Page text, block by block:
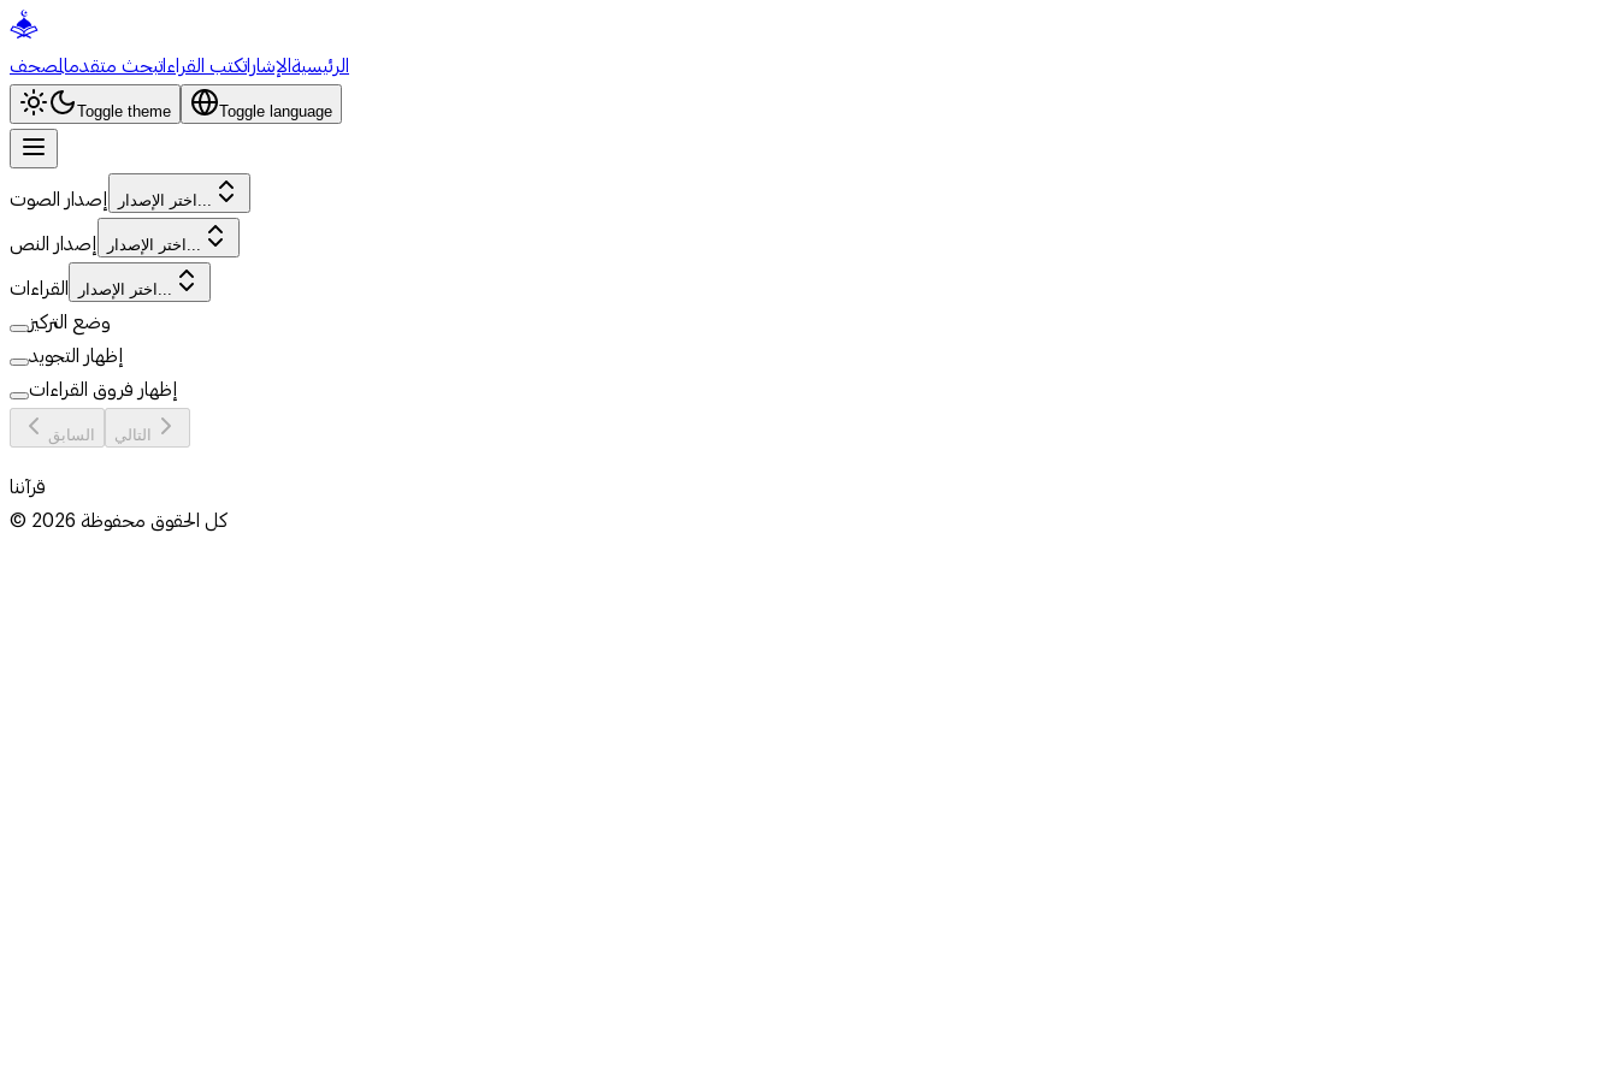
الرئيسيةالإشاراتكتب القراءاتبحث متقدمالمصحف
Toggle theme Toggle language
إصدار الصوت اختر الإصدار...
إصدار النص اختر الإصدار...
القراءات اختر الإصدار...
وضع التركيز
إظهار التجويد
إظهار فروق القراءات
السابق التالي
قرآننا
© 2026كل الحقوق محفوظة